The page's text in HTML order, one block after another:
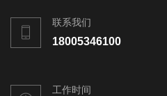
联系我们
18005346100
工作时间